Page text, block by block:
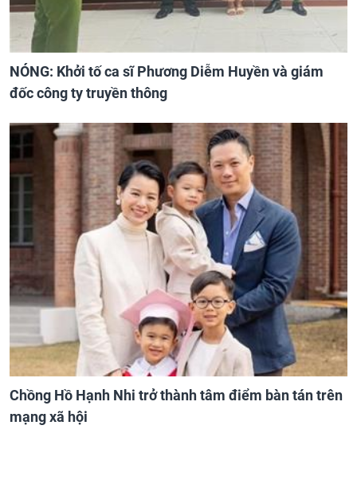
NÓNG: Khởi tố ca sĩ Phương Diễm Huyền và giám
đốc công ty truyền thông
Chồng Hồ Hạnh Nhi trở thành tâm điểm bàn tán trên
mạng xã hội